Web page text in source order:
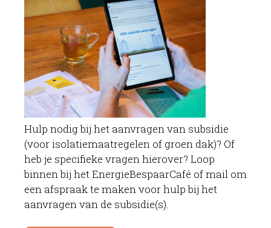
Hulp nodig bij het aanvragen van subsidie
(voor isolatiemaatregelen of groen dak)? Of
heb je specifieke vragen hierover? Loop
binnen bij het EnergieBespaarCafé of mail om
een afspraak te maken voor hulp bij het
aanvragen van de subsidie(s).